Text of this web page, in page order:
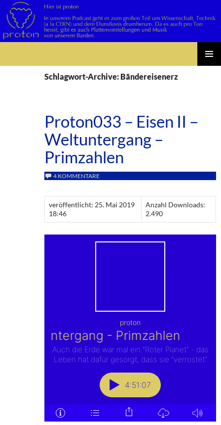
Schlagwort-Archive: Bändereisenerz
Proton033 – Eisen II –
Weltuntergang –
Primzahlen
4 KOMMENTARE
veröffentlicht: 25. Mai 2019
18:46
Anzahl Downloads:
2.490